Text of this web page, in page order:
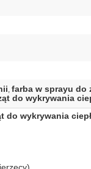
, farba w sprayu do
do wykrywania
wykrywania